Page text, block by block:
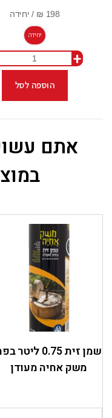
יחידה
+
הוספה לסל
אתם
שמן זית 0.75 ליטר
משק אחיה מעודן